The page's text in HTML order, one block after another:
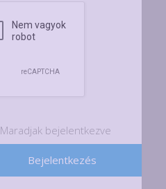
Maradjak bejelentkezve